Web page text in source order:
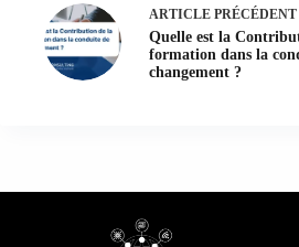
ARTICLE PRÉCÉDENT
Quelle est la
formation dans la
changement ?